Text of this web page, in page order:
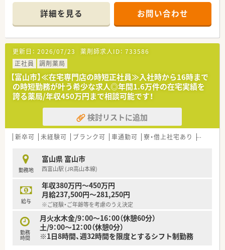
て勤務していただけます。自社で営業を抱えていないこともあ
り、業績は数年右肩上がりの会社です。
■現場の薬剤師様には、子育てと両立されている女性薬剤師様も
活躍されております！会社の平均年齢は34歳と若く、活気あふれ
る社風です。
＜お仕事内容＞
医薬品の原料調達から製造、出荷に至るまでの品質保証業務をご
担当いただきます。当局、取引先の監査対応や原料メーカーの実
地調査など多岐にわたってご担当いただきます。
経験者様歓迎いたします！お気軽にお問い合わせください
＜オススメポイント＞
■原則土日祝休み、年間休日は118日ございますので、プライベ
ート重視の方にもオススメです◎
600万円も目指していただけます。
■130名規模の会社ですが、平均年齢は34歳と若く、活気あふれ
る職場です！頑張りをしっかり評価していただける環境です◎
詳細を見る お問い合わせ
更新日： 2026/07/23 薬剤師求人ID： 733586
正社員
調剤薬局
【富山市】≪在宅専門店の時短正社員≫入社時から16時まで
の時短勤務が叶う希少な求人◎年間1.6万件の在宅実績を
誇る薬局/年収450万円まで相談可能です！
検討リストに追加
新卒可 未経験可 ブランク可 車通勤可 寮・借上社宅あり シフト制
勤務地
富山県 富山市
西富山駅 (JR高山本線)
給与
年収380万円～450万円
月給237,500円～281,250円
※ご経験・ご年齢等を考慮のうえ決定
勤務
時間
月火水木金/9：00～16：00（休憩60分）
土/9：00～12：00（休憩0分）
※1日8時間、週32時間を限度とするシフト制勤務